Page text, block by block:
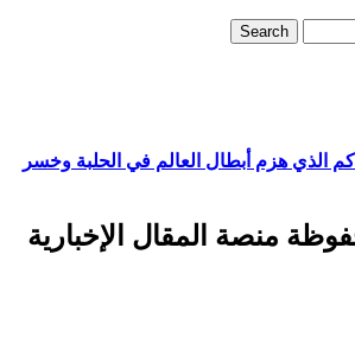
Search
الذي هزم أبطال العالم في الحلبة وخسر
منصة المقال الإخبارية